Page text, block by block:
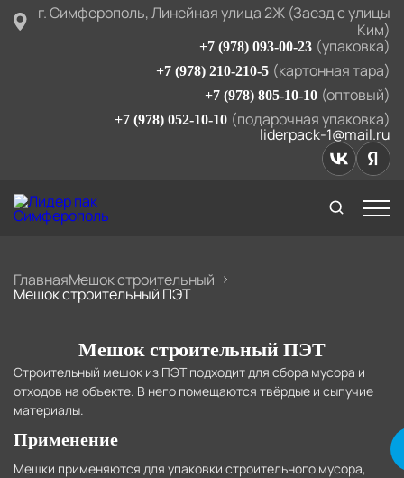
г. Симферополь, Линейная улица 2Ж (Заезд с улицы
Ким)
+7 (978) 093-00-23 (упаковка)
+7 (978) 210-210-5 (картонная тара)
+7 (978) 805-10-10 (оптовый)
+7 (978) 052-10-10 (подарочная упаковка)
liderpack-1@mail.ru
ГлавнаяМешок строительный
Мешок строительный ПЭТ
Мешок строительный ПЭТ
Строительный мешок из ПЭТ подходит для сбора мусора и
отходов на объекте. В него помещаются твёрдые и сыпучие
материалы.
Применение
Мешки применяются для упаковки строительного мусора,